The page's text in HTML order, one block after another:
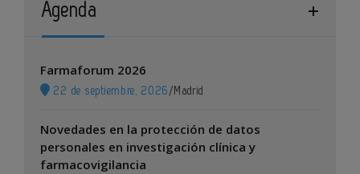
Agenda
Farmaforum 2026
22 de septiembre, 2026 / Madrid
Novedades en la protección de datos
personales en investigación clínica y
farmacovigilancia